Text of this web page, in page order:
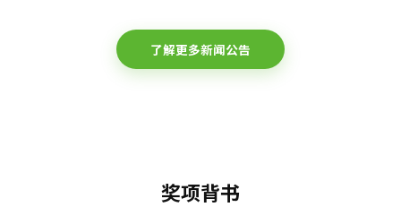
了解更多新闻公告
奖项背书